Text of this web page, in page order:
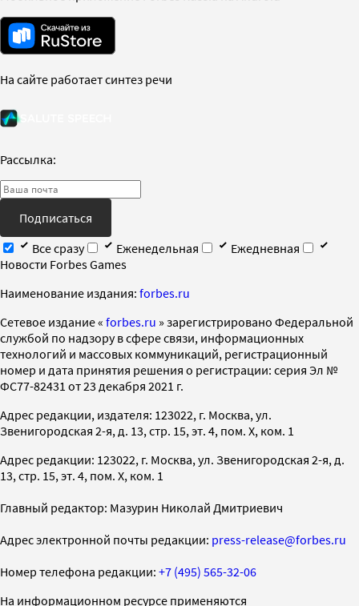
На сайте работает синтез речи
Рассылка:
Подписаться
Все сразу
Еженедельная
Ежедневная
Новости Forbes Games
Наименование издания: forbes.ru
Cетевое издание « forbes.ru » зарегистрировано Федеральной
службой по надзору в сфере связи, информационных
технологий и массовых коммуникаций, регистрационный
номер и дата принятия решения о регистрации: серия Эл №
ФС77-82431 от 23 декабря 2021 г.
Адрес редакции, издателя: 123022, г. Москва, ул.
Звенигородская 2-я, д. 13, стр. 15, эт. 4, пом. X, ком. 1
Адрес редакции: 123022, г. Москва, ул. Звенигородская 2-я, д.
13, стр. 15, эт. 4, пом. X, ком. 1
Главный редактор: Мазурин Николай Дмитриевич
Адрес электронной почты редакции: press-release@forbes.ru
Номер телефона редакции: +7 (495) 565-32-06
На информационном ресурсе применяются